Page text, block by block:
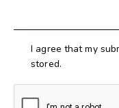
I agree that my
stored.